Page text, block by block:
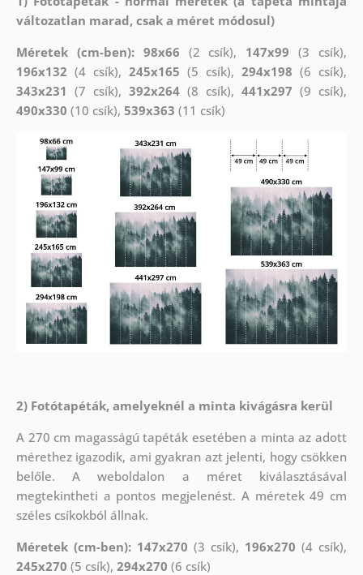
változatlan marad, csak a méret módosul)
Méretek (cm-ben): 98x66 (2 csík), 147x99 (3 csík),
196x132 (4 csík), 245x165 (5 csík),294x198 (6 csík),
343x231 (7 csík), 392x264 (8 csík),441x297 (9 csík),
490x330 (10 csík), 539x363 (11 csík)
2) Fotótapéták, amelyeknél a minta kivágásra kerül
A 270 cm magasságú tapéták esetében a minta az adott
mérethez igazodik, ami gyakran azt jelenti, hogy csökken
belőle. A weboldalon a méret kiválasztásával
megtekintheti a pontos megjelenést. A méretek 49 cm
széles csíkokból állnak.
Méretek (cm-ben): 147x270 (3 csík), 196x270 (4 csík),
245x270 (5 csík), 294x270 (6 csík)